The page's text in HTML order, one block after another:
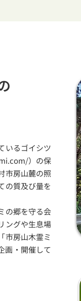
いるゴイシツ
）の保
市房山麓の照
の質及び量を
の郷を守る会
ングや生息場
市房山木霊ミ
画・開催して